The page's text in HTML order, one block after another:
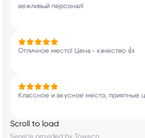
вежливый персонал!
Отличное место! Цена - качество 👍
Классное и вкусное место, приятные
Scroll to load